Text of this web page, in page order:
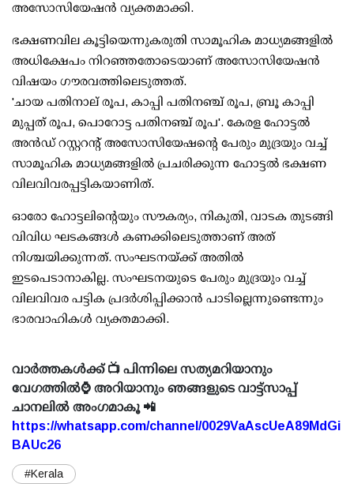
അസോസിയേഷന്‍ വ്യക്തമാക്കി.
ഭക്ഷണവില കൂട്ടിയെന്നുകരുതി സാമൂഹിക മാധ്യമങ്ങളില്‍
അധിക്ഷേപം നിറഞ്ഞതോടെയാണ് അസോസിയേഷന്‍
വിഷയം ഗൗരവത്തിലെടുത്തത്.
'ചായ പതിനാല് രൂപ, കാപ്പി പതിനഞ്ച് രൂപ, ബ്രൂ കാപ്പി
മുപ്പത് രൂപ, പൊറോട്ട പതിനഞ്ച് രൂപ'. കേരള ഹോട്ടല്‍
അന്‍ഡ് റസ്റ്ററന്റ് അസോസിയേഷന്റെ പേരും മുദ്രയും വച്ച്
സാമൂഹിക മാധ്യമങ്ങളില്‍ പ്രചരിക്കുന്ന ഹോട്ടല്‍ ഭക്ഷണ
വിലവിവരപ്പട്ടികയാണിത്.
ഓരോ ഹോട്ടലിന്റെയും സൗകര്യം, നികുതി, വാടക തുടങ്ങി
വിവിധ ഘടകങ്ങള്‍ കണക്കിലെടുത്താണ് അത്
നിശ്ചയിക്കുന്നത്. സംഘടനയ്ക്ക് അതില്‍
ഇടപെടാനാകില്ല. സംഘടനയുടെ പേരും മുദ്രയും വച്ച്
വിലവിവര പട്ടിക പ്രദര്‍ശിപ്പിക്കാന്‍ പാടില്ലെന്നുണ്ടെന്നും
ഭാരവാഹികള്‍ വ്യക്തമാക്കി.
വാർത്തകൾക്ക് 📺 പിന്നിലെ സത്യമറിയാനും
വേഗത്തിൽ⌚ അറിയാനും ഞങ്ങളുടെ വാട്ട്സാപ്പ്
ചാനലിൽ അംഗമാകൂ 📲
https://whatsapp.com/channel/0029VaAscUeA89MdGi
BAUc26
#Kerala